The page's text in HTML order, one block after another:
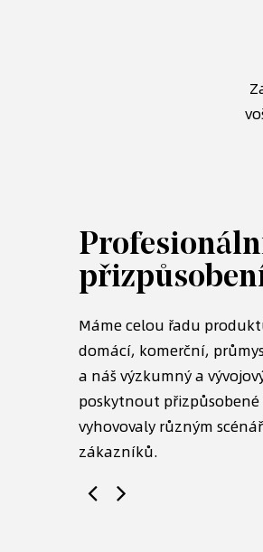
Máme celou řadu
domácí, komerční,
a náš výzkumný a
poskytnout přizpůsobené
vyhovovaly různým
zákazníků.